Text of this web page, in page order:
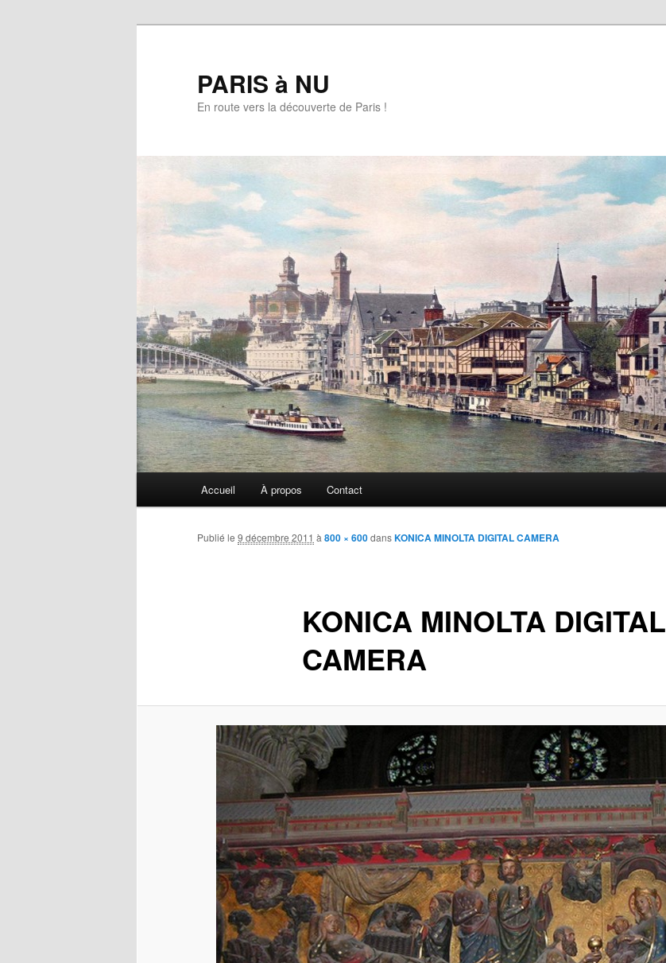
PARIS à NU
En route vers la découverte de Paris !
Accueil À propos Contact
KONICA MINOLTA DIGITAL
CAMERA
Publié le 9 décembre 2011 à800 × 600dansKONICA MINOLTA DIGITAL CAMERA